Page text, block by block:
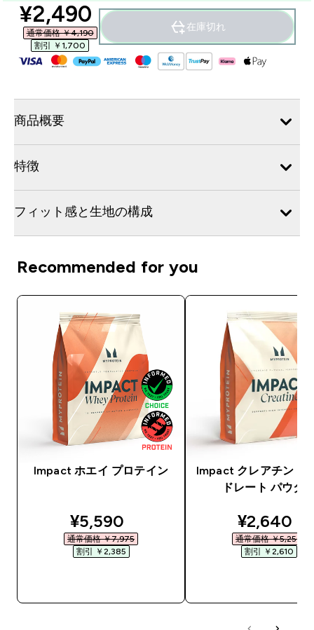
discounted price
¥2,490‎
通常価格 ￥4,190‎
割引 ￥1,700‎
在庫切れ
商品概要
特徴
フィット感と生地の構成
Recommended for you
Impact ホエイ プロテイン
discounted price
¥5,590‎
通常価格 ￥7,975‎
割引 ￥2,385‎
Impact クレアチン モ
ドレート パウダ
¥2,640‎
通常価格 ￥5,250‎
割引 ￥2,610‎